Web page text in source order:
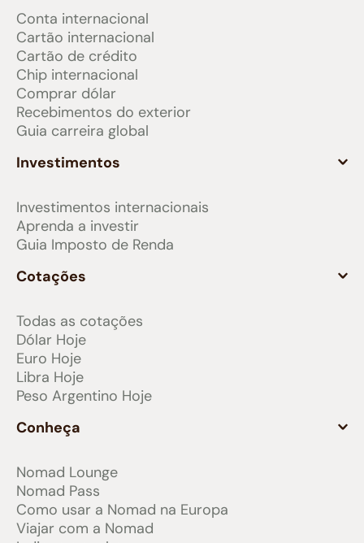
Conta internacional
Cartão internacional
Cartão de crédito
Chip internacional
Comprar dólar
Recebimentos do exterior
Guia carreira global
Investimentos
Investimentos internacionais
Aprenda a investir
Guia Imposto de Renda
Cotações
Todas as cotações
Dólar Hoje
Euro Hoje
Libra Hoje
Peso Argentino Hoje
Conheça
Nomad Lounge
Nomad Pass
Como usar a Nomad na Europa
Viajar com a Nomad